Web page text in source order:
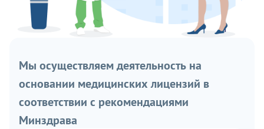
Мы осуществляем деятельность на
основании медицинских лицензий в
соответствии с рекомендациями
Минздрава